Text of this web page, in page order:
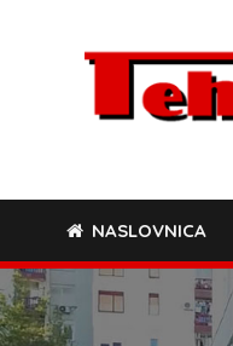
NASLOVNICA